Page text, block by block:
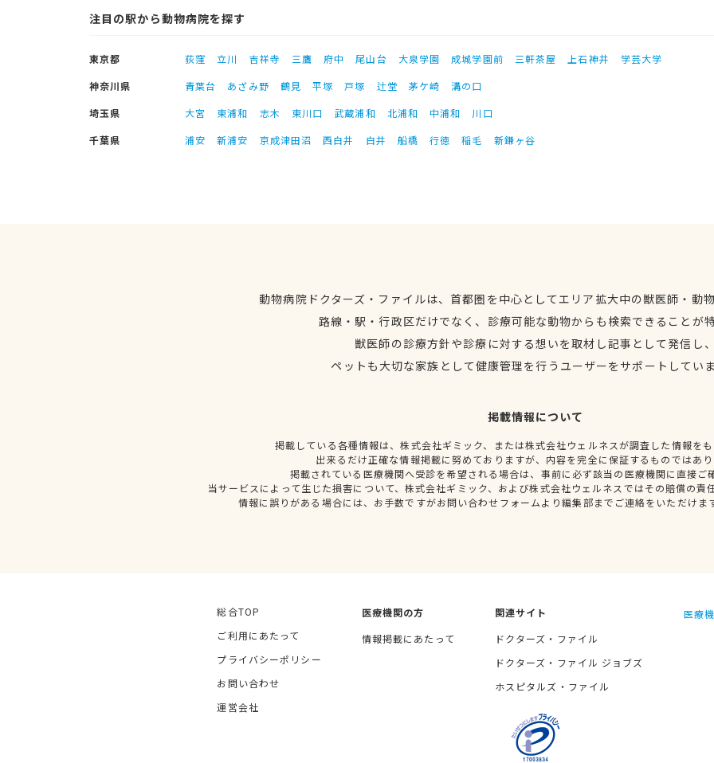
注目の駅から動物病院を探す
東京都 荻窪 立川 吉祥寺 三鷹 府中 尾山台 大泉学園 成城学園前 三軒茶屋 上石神井
学芸大学
神奈川県
青葉台 あざみ野 鶴見 平塚 戸塚 辻堂 茅ケ崎
溝の口
埼玉県
大宮 東浦和 志木 東川口 武蔵浦和 北浦和 中浦和
川口
千葉県
浦安 新浦安 京成津田沼 西白井 白井 船橋 行徳 稲毛 新鎌ヶ谷
動物病院ドクターズ・ファイルは、首都圏を中心としてエリア拡大中の獣医師・動
路線・駅・行政区だけでなく、診療可能な動物からも検索できることが
獣医師の診療方針や診療に対する想いを取材し記事として発信し
ペットも大切な家族として健康管理を行うユーザーをサポートしてい
掲載情報について
掲載している各種情報は、株式会社ギミック、または株式会社ウェルネスが調査した情報を
出来るだけ正確な情報掲載に努めておりますが、内容を完全に保証するものではあ
掲載されている医療機関へ受診を希望される場合は、事前に必ず該当の医療機関に直接ご
当サービスによって生じた損害について、株式会社ギミック、および株式会社ウェルネスではその賠償の責
情報に誤りがある場合には、お手数ですがお問い合わせフォームより編集部までご連絡をいただけま
総合TOP
ご利用にあたって
プライバシーポリシー
お問い合わせ
運営会社
医療機関の方
情報掲載にあたって
関連サイト
ドクターズ・ファイル
ドクターズ・ファイル ジョブズ
ホスピタルズ・ファイル
医療